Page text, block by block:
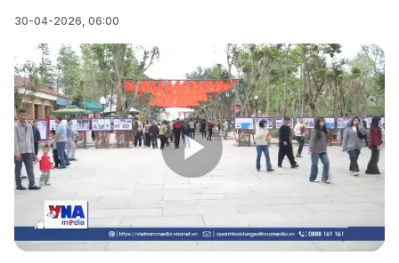
30-04-2026, 06:00
Play
Video